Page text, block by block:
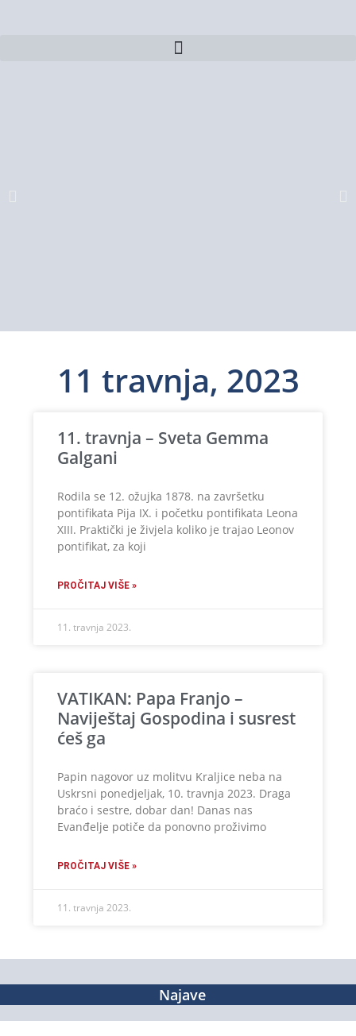
11 travnja, 2023
11. travnja – Sveta Gemma
Galgani
Rodila se 12. ožujka 1878. na završetku
pontifikata Pija IX. i početku pontifikata Leona
XIII. Praktički je živjela koliko je trajao Leonov
pontifikat, za koji
PROČITAJ VIŠE »
11. travnja 2023.
VATIKAN: Papa Franjo –
Naviještaj Gospodina i susrest
ćeš ga
Papin nagovor uz molitvu Kraljice neba na
Uskrsni ponedjeljak, 10. travnja 2023. Draga
braćo i sestre, dobar dan! Danas nas
Evanđelje potiče da ponovno proživimo
PROČITAJ VIŠE »
11. travnja 2023.
Najave